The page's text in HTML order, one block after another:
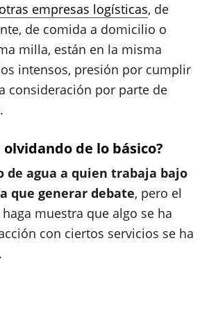
empresas logísticas, de
de comida a domicilio o
milla, están en la misma
intensos, presión por cumplir
consideración por parte de
de lo básico?
de agua a quien trabaja bajo
que generar debate, pero el
muestra que algo se ha
con ciertos servicios se ha